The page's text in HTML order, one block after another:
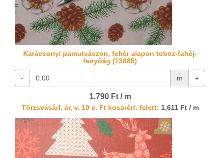
Karácsonyi pamutvászon, fehér alapon toboz-fahéj-
fenyőág (13885)
- m +
1.790 Ft / m
Törzsvásárl. ár, v. 10 e. Ft kosárért. felett: 1.611 Ft / m